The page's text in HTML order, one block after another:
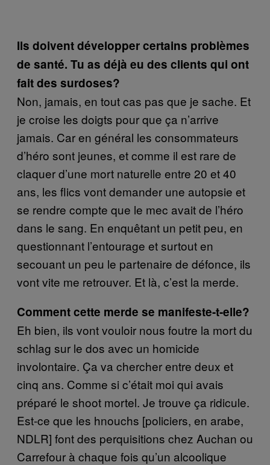
Ils doivent développer certains problèmes
de santé. Tu as déjà eu des clients qui ont
fait des surdoses?
Non, jamais, en tout cas pas que je sache. Et
je croise les doigts pour que ça n’arrive
jamais. Car en général les consommateurs
d’héro sont jeunes, et comme il est rare de
claquer d’une mort naturelle entre 20 et 40
ans, les flics vont demander une autopsie et
se rendre compte que le mec avait de l’héro
dans le sang. En enquêtant un petit peu, en
questionnant l’entourage et surtout en
secouant un peu le partenaire de défonce, ils
vont vite me retrouver. Et là, c’est la merde.
Comment cette merde se manifeste-t-elle?
Eh bien, ils vont vouloir nous foutre la mort du
schlag sur le dos avec un homicide
involontaire. Ça va chercher entre deux et
cinq ans. Comme si c’était moi qui avais
préparé le shoot mortel. Je trouve ça ridicule.
Est-ce que les hnouchs [policiers, en arabe,
NDLR] font des perquisitions chez Auchan ou
Carrefour à chaque fois qu’un alcoolique